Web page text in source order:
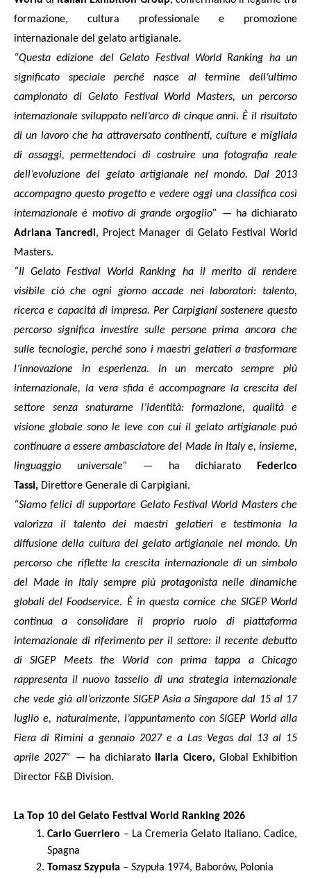
formazione, cultura professionale e promozione
internazionale del gelato artigianale.
“Questa edizione del Gelato Festival World Ranking ha un
significato speciale perché nasce al termine dell’ultimo
campionato di Gelato Festival World Masters, un percorso
internazionale sviluppato nell’arco di cinque anni. È il risultato
di un lavoro che ha attraversato continenti, culture e migliaia
di assaggi, permettendoci di costruire una fotografia reale
dell’evoluzione del gelato artigianale nel mondo. Dal 2013
accompagno questo progetto e vedere oggi una classifica così
internazionale è motivo di grande orgoglio”
— ha dichiarato
Adriana Tancredi, Project Manager di Gelato Festival World
Masters.
“Il Gelato Festival World Ranking ha il merito di rendere
visibile ciò che ogni giorno accade nei laboratori: talento,
ricerca e capacità di impresa. Per Carpigiani sostenere questo
percorso significa investire sulle persone prima ancora che
sulle tecnologie, perché sono i maestri gelatieri a trasformare
l’innovazione in esperienza. In un mercato sempre più
internazionale, la vera sfida è accompagnare la crescita del
settore senza snaturarne l’identità: formazione, qualità e
visione globale sono le leve con cui il gelato artigianale può
continuare a essere ambasciatore del Made in Italy e, insieme,
linguaggio universale”
— ha dichiarato
Federico
Tassi, Direttore Generale di Carpigiani.
“Siamo felici di supportare Gelato Festival World Masters che
valorizza il talento dei maestri gelatieri e testimonia la
diffusione della cultura del gelato artigianale nel mondo. Un
percorso che riflette la crescita internazionale di un simbolo
del Made in Italy sempre più protagonista nelle dinamiche
globali del Foodservice. È in questa cornice che SIGEP World
continua a consolidare il proprio ruolo di piattaforma
internazionale di riferimento per il settore: il recente debutto
di SIGEP Meets the World con prima tappa a Chicago
rappresenta il nuovo tassello di una strategia internazionale
che vede già all’orizzonte SIGEP Asia a Singapore dal 15 al 17
luglio e, naturalmente, l’appuntamento con SIGEP World alla
Fiera di Rimini a gennaio 2027 e a Las Vegas dal 13 al 15
aprile 2027”
— ha dichiarato Ilaria Cicero,Global Exhibition
Director F&B Division.
La Top 10 del Gelato Festival World Ranking 2026
Carlo Guerriero – La Cremeria Gelato Italiano, Cadice,
Spagna
Tomasz Szypuła – Szypuła 1974, Baborów, Polonia